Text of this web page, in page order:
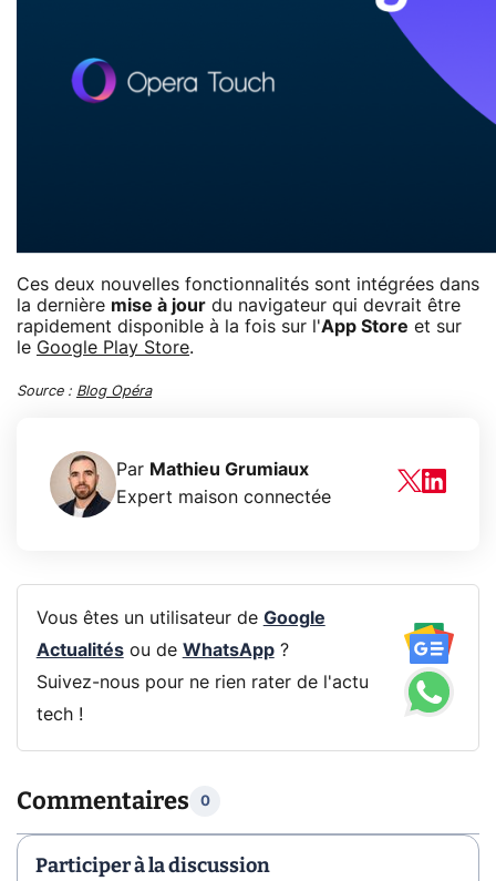
Ces deux nouvelles fonctionnalités sont intégrées dans
la dernière mise à jour du navigateur qui devrait être
rapidement disponible à la fois sur l'App Store et sur
le Google Play Store.
Source : Blog Opéra
Par Mathieu Grumiaux
Expert maison connectée
Vous êtes un utilisateur de Google
Actualitésou de WhatsApp?
Suivez-nous pour ne rien rater de l'actu
tech !
Commentaires 0
Participer à la discussion